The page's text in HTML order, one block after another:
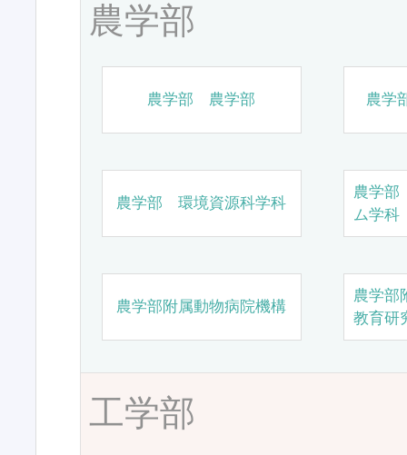
農学部
農学部 農学部 農学
農学部 環境資源科学科
農学
ム学科
農学部附属動物病院機構
農学部
教育研
工学部